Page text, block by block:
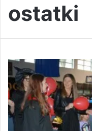
ostatki